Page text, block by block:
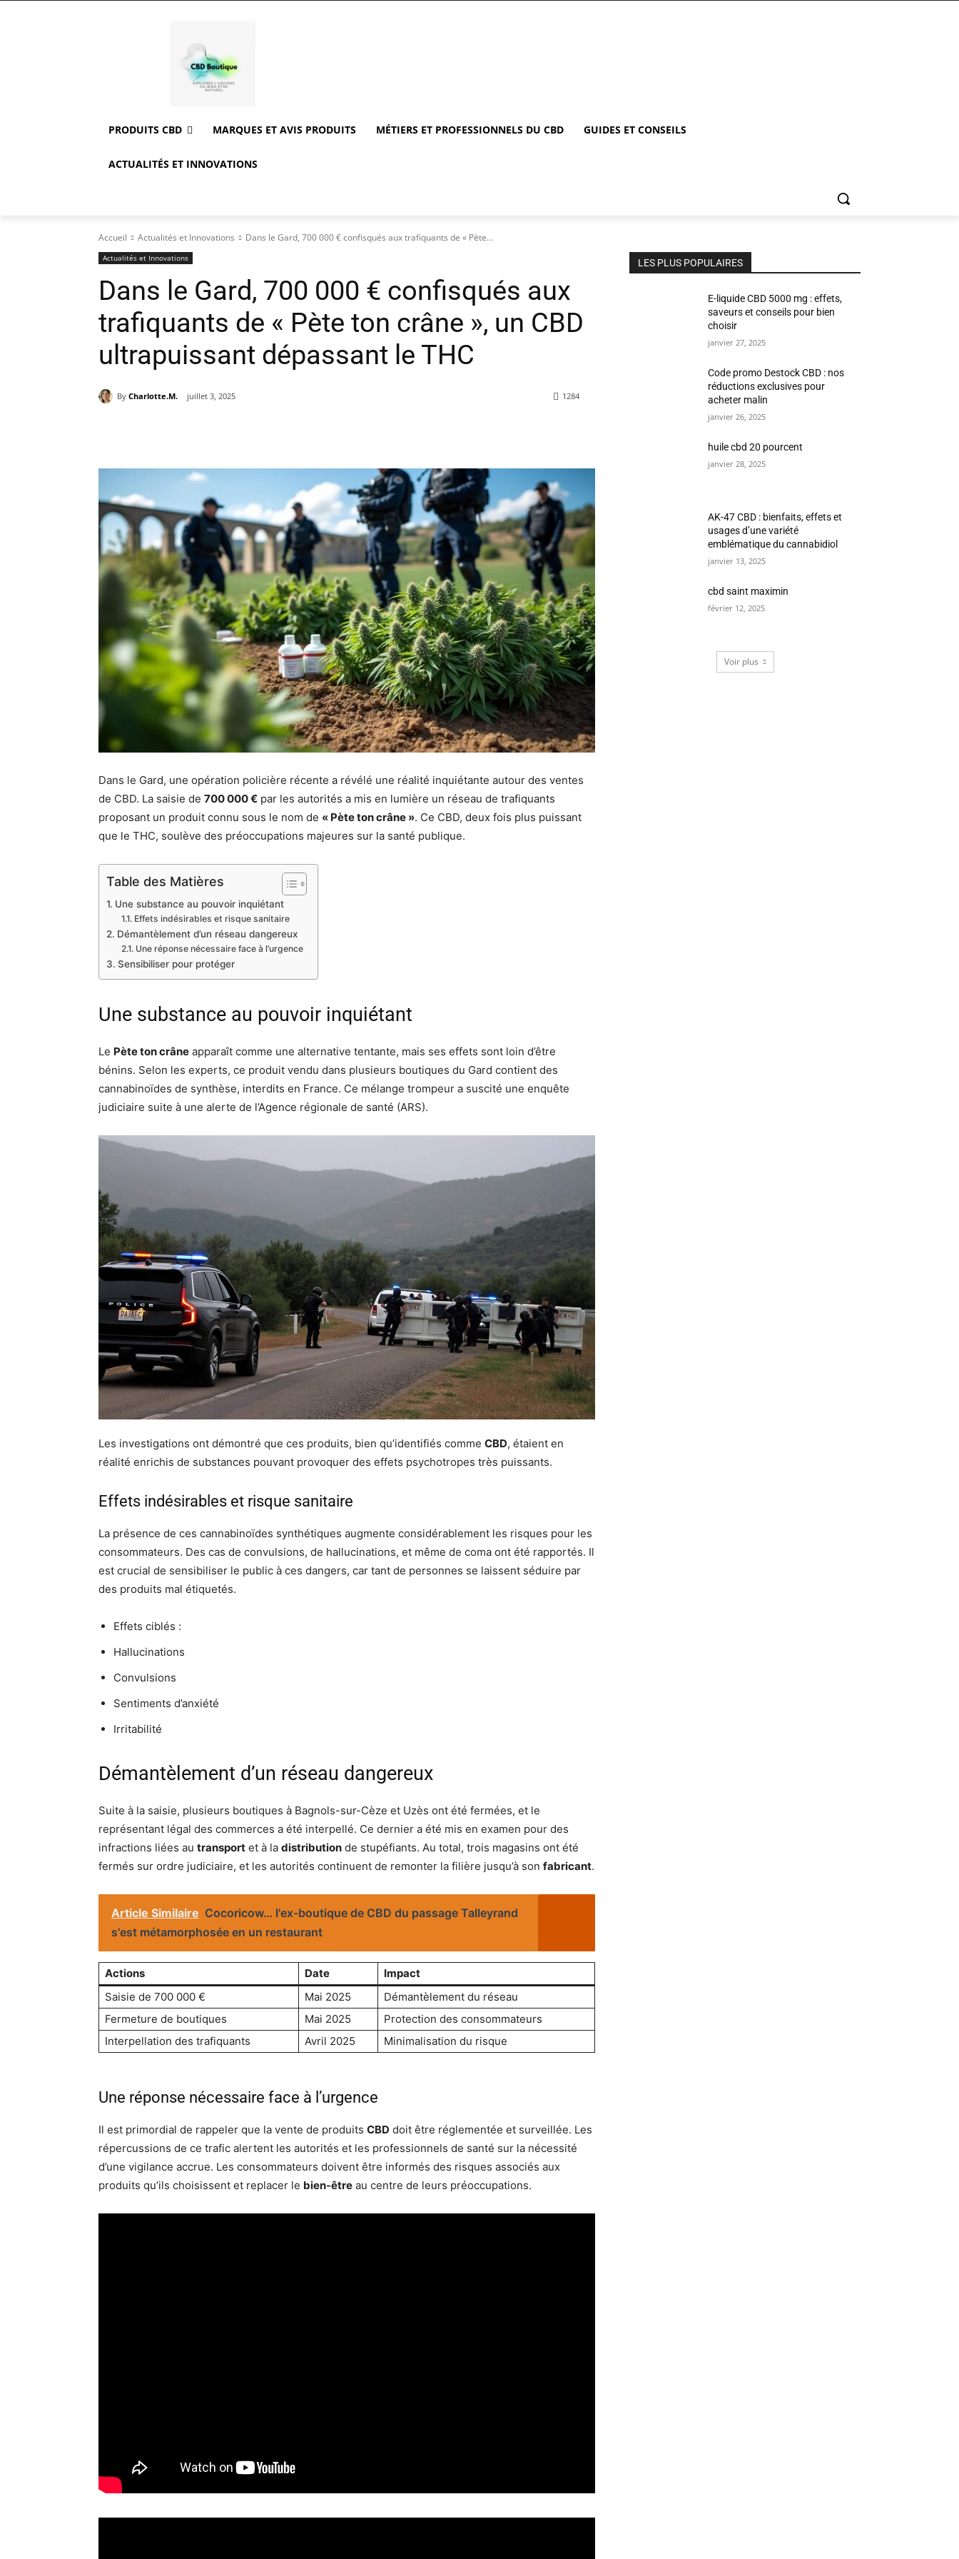
PRODUITS CBD MARQUES ET AVIS PRODUITS MÉTIERS ET PROFESSIONNELS DU CBD GUIDES ET CONSEILS
ACTUALITÉS ET INNOVATIONS
Accueil Actualités et Innovations Dans le Gard, 700 000 € confisqués aux trafiquants de « Pète...
Actualités et Innovations
Dans le Gard, 700 000 € confisqués aux
trafiquants de « Pète ton crâne », un CBD
ultrapuissant dépassant le THC
By Charlotte.M. juillet 3, 2025 1284
Dans le Gard, une opération policière récente a révélé une réalité inquiétante autour des ventes
de CBD. La saisie de 700 000 € par les autorités a mis en lumière un réseau de trafiquants
proposant un produit connu sous le nom de « Pète ton crâne ». Ce CBD, deux fois plus puissant
que le THC, soulève des préoccupations majeures sur la santé publique.
Table des Matières
Une substance au pouvoir inquiétant
Effets indésirables et risque sanitaire
Démantèlement d’un réseau dangereux
Une réponse nécessaire face à l’urgence
Sensibiliser pour protéger
Une substance au pouvoir inquiétant
Le Pète ton crâne apparaît comme une alternative tentante, mais ses effets sont loin d’être
bénins. Selon les experts, ce produit vendu dans plusieurs boutiques du Gard contient des
cannabinoïdes de synthèse, interdits en France. Ce mélange trompeur a suscité une enquête
judiciaire suite à une alerte de l’Agence régionale de santé (ARS).
Les investigations ont démontré que ces produits, bien qu’identifiés comme CBD, étaient en
réalité enrichis de substances pouvant provoquer des effets psychotropes très puissants.
Effets indésirables et risque sanitaire
La présence de ces cannabinoïdes synthétiques augmente considérablement les risques pour les
consommateurs. Des cas de convulsions, de hallucinations, et même de coma ont été rapportés. Il
est crucial de sensibiliser le public à ces dangers, car tant de personnes se laissent séduire par
des produits mal étiquetés.
Effets ciblés :
Hallucinations
Convulsions
Sentiments d’anxiété
Irritabilité
Démantèlement d’un réseau dangereux
Suite à la saisie, plusieurs boutiques à Bagnols-sur-Cèze et Uzès ont été fermées, et le
représentant légal des commerces a été interpellé. Ce dernier a été mis en examen pour des
infractions liées au transport et à la distribution de stupéfiants. Au total, trois magasins ont été
fermés sur ordre judiciaire, et les autorités continuent de remonter la filière jusqu’à son fabricant.
Article Similaire Cocoricow… l'ex-boutique de CBD du passage Talleyrand
s'est métamorphosée en un restaurant
Actions Date
Impact
Saisie de 700 000 €
Mai 2025
Démantèlement du réseau
Fermeture de boutiques
Mai 2025
Protection des consommateurs
Interpellation des trafiquants
Avril 2025 Minimalisation du risque
Une réponse nécessaire face à l’urgence
Il est primordial de rappeler que la vente de produits CBD doit être réglementée et surveillée. Les
répercussions de ce trafic alertent les autorités et les professionnels de santé sur la nécessité
d’une vigilance accrue. Les consommateurs doivent être informés des risques associés aux
produits qu’ils choisissent et replacer le bien-être au centre de leurs préoccupations.
LES PLUS POPULAIRES
E-liquide CBD 5000 mg : effets,
saveurs et conseils pour bien
choisir
janvier 27, 2025
Code promo Destock CBD : nos
réductions exclusives pour
acheter malin
janvier 26, 2025
huile cbd 20 pourcent
janvier 28, 2025
AK-47 CBD : bienfaits, effets et
usages d’une variété
emblématique du cannabidiol
janvier 13, 2025
cbd saint maximin
février 12, 2025
Voir plus